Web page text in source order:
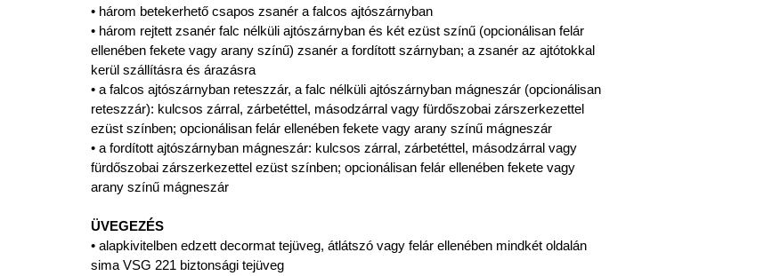
• három betekerhető csapos zsanér a falcos ajtószárnyban
• három rejtett zsanér falc nélküli ajtószárnyban és két ezüst színű (opcionálisan felár
ellenében fekete vagy arany színű) zsanér a fordított szárnyban; a zsanér az ajtótokkal
kerül szállításra és árazásra
• a falcos ajtószárnyban reteszzár, a falc nélküli ajtószárnyban mágneszár (opcionálisan
reteszzár): kulcsos zárral, zárbetéttel, másodzárral vagy fürdőszobai zárszerkezettel
ezüst színben; opcionálisan felár ellenében fekete vagy arany színű mágneszár
• a fordított ajtószárnyban mágneszár: kulcsos zárral, zárbetéttel, másodzárral vagy
fürdőszobai zárszerkezettel ezüst színben; opcionálisan felár ellenében fekete vagy
arany színű mágneszár
ÜVEGEZÉS
• alapkivitelben edzett decormat tejüveg, átlátszó vagy felár ellenében mindkét oldalán
sima VSG 221 biztonsági tejüveg